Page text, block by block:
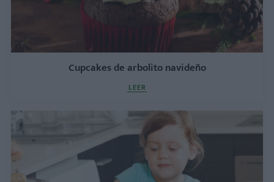
Cupcakes de arbolito navideño
LEER